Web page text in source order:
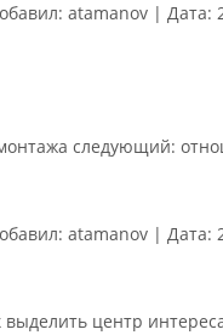
atamanov | Дата:
следующий:
atamanov | Дата:
центр